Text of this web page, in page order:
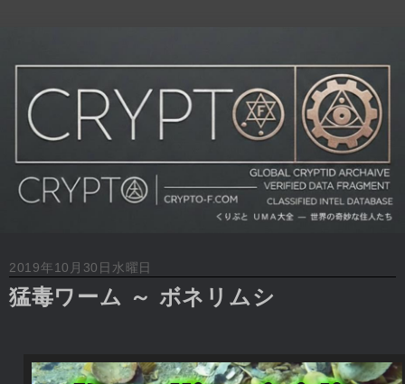
2019年10月30日水曜日
猛毒ワーム ～ ボネリムシ